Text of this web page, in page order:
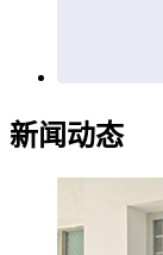
新闻动态